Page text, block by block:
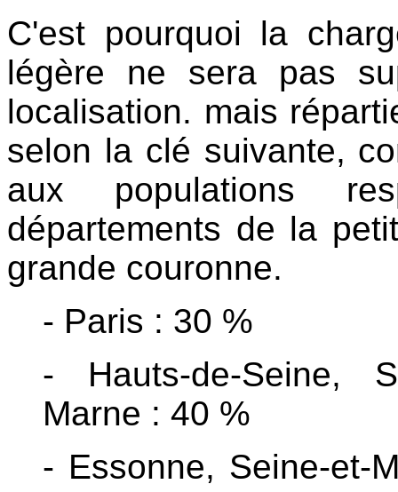
C'est pourquoi la
légère ne sera pas
localisation. mais
selon la clé suivante,
aux populations
départements de la
grande couronne.
- Paris : 30 %
- Hauts-de-Seine,
Marne : 40 %
- Essonne, Seine-et-